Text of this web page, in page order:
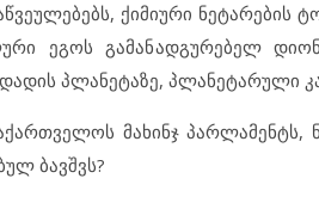
ქიმიური
ეგოს გამანადგურებელ
პლანეტაზე, პლანეტარული
მახინჯ
ბავშვს?